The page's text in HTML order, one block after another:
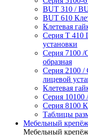
BUT 310 /
BUT 610
Клетевая
Серия Т 410
установки
Серия 7100 /
образная
Серия 2100 /
лицевой
Клетевая
Серия 10100
Серия 8100
Таблицы
Мебельный крепёж
Мебельный крепёж